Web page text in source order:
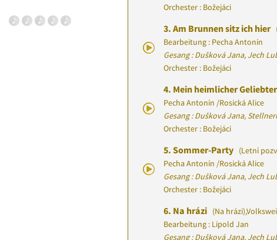
Orchester : Božejáci
3. Am Brunnen sitz ich hier
Bearbeitung : Pecha Antonín
Gesang : Dušková Jana, Jech
Orchester : Božejáci
4. Mein heimlicher Geliebter
Pecha Antonín /Rosická Alice
Gesang : Dušková Jana,
Orchester : Božejáci
5. Sommer-Party (Letní
Pecha Antonín /Rosická Alice
Gesang : Dušková Jana, Jech
Orchester : Božejáci
6. Na hrázi (Na hrázi),
Bearbeitung : Lipold Jan
Gesang : Dušková Jana, Jech